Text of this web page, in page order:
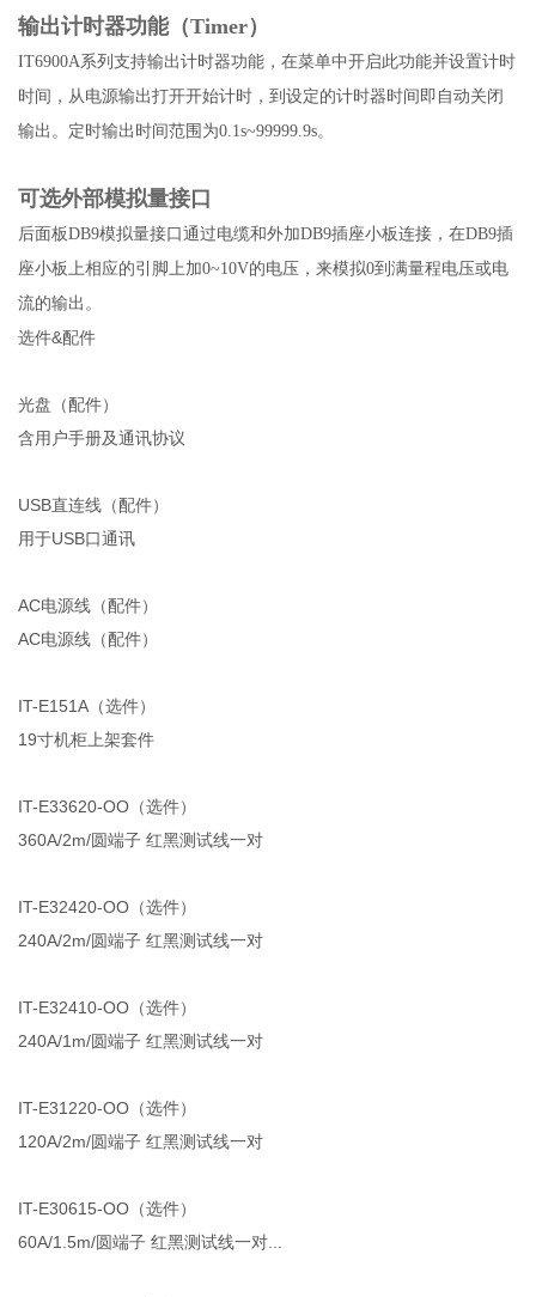
输出计时器功能（Timer）
IT6900A系列支持输出计时器功能，在菜单中开启此功能并设置计时
时间，从电源输出打开开始计时，到设定的计时器时间即自动关闭
输出。定时输出时间范围为0.1s~99999.9s。
可选外部模拟量接口
后面板DB9模拟量接口通过电缆和外加DB9插座小板连接，在DB9插
座小板上相应的引脚上加0~10V的电压，来模拟0到满量程电压或电
流的输出。
选件&配件
光盘（配件）
含用户手册及通讯协议
USB直连线（配件）
用于USB口通讯
AC电源线（配件）
AC电源线（配件）
IT-E151A（选件）
19寸机柜上架套件
IT-E33620-OO（选件）
360A/2m/圆端子 红黑测试线一对
IT-E32420-OO（选件）
240A/2m/圆端子 红黑测试线一对
IT-E32410-OO（选件）
240A/1m/圆端子 红黑测试线一对
IT-E31220-OO（选件）
120A/2m/圆端子 红黑测试线一对
IT-E30615-OO（选件）
60A/1.5m/圆端子 红黑测试线一对...